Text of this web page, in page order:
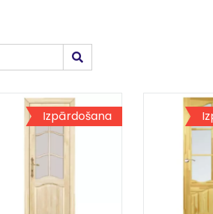
Izpārdošana